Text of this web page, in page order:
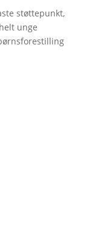
støttepunkt,
unge